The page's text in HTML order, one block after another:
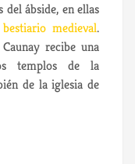
ábside, en ellas
bestiario medieval.
recibe una
templos de la
de la iglesia de